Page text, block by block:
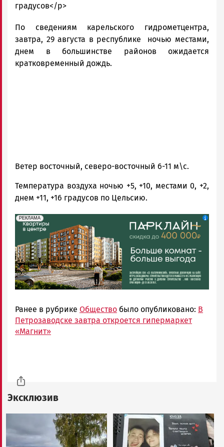
Новости
и
Карелии
|
Петрозаводск
градусов</p>
По сведениям карельского гидрометцентра,
завтра, 29 августа в республике ночью местами,
днем в большинстве районов ожидается
кратковременный дождь.
Ветер восточный, северо-восточный 6-11 м\с.
Температура воздуха ночью +5, +10, местами 0, +2,
днем +11, +16 градусов по Цельсию.
erid: 2SDnjdeSPnB
РЕКЛАМА
Реклама
Ранее в рубрике Общество было опубликовано: В
Петрозаводске завтра откроется гипермаркет
«Магнит»
Эксклюзив
Image